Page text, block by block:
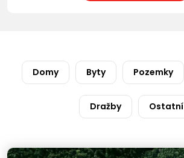
Domy Byty Pozemky
Dražby Ostatní